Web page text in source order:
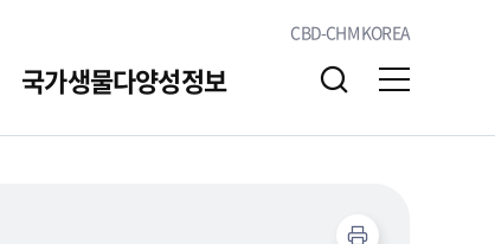
CBD-CHM KOREA
국가생물다양성정보